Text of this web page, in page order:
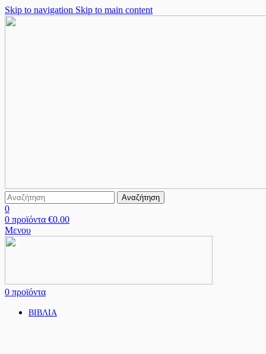
Skip to navigation Skip to main content
Αναζήτηση
0
0 προϊόντα €0.00
Μενου
0 προϊόντα
ΒΙΒΛΙΑ